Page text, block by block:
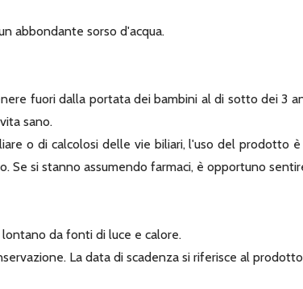
abbondante sorso d'acqua.
fuori dalla portata dei bambini al di sotto dei 3
sano.
o di calcolosi delle vie biliari, l'uso del prodotto
Se si stanno assumendo farmaci, è opportuno
da fonti di luce e calore.
La data di scadenza si riferisce al